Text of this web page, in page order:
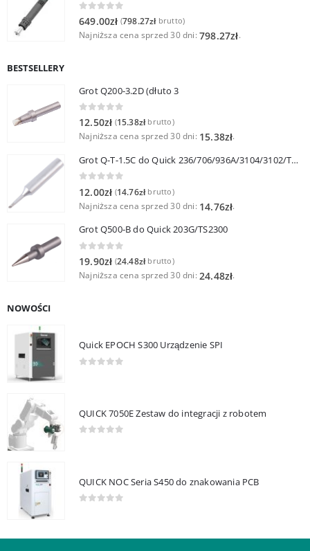
649.00zł (798.27złbrutto)
Najniższa cena sprzed 30 dni: 798.27zł.
BESTSELLERY
Grot Q200-3.2D (dłuto 3
0out of 5
12.50zł (15.38złbrutto)
Najniższa cena sprzed 30 dni: 15.38zł.
Grot Q-T-1.5C do Quick 236/706/936A/3104/3102/TS1100
12.00zł (14.76złbrutto)
Najniższa cena sprzed 30 dni: 14.76zł.
Grot Q500-B do Quick 203G/TS2300
0out of 5
19.90zł (24.48złbrutto)
Najniższa cena sprzed 30 dni: 24.48zł.
NOWOŚCI
Quick EPOCH S300 Urządzenie SPI
QUICK 7050E Zestaw do integracji z robotem
QUICK NOC Seria S450 do znakowania PCB